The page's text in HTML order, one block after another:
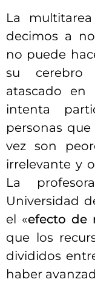
La
decimos a
no puede
su cerebro
atascado en
intenta
personas
vez son
irrelevante y
La
Universidad
el «efecto de
que los
divididos
haber